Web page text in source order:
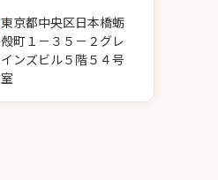
東京都中央区日本橋蛎
殻町１－３５－２グレ
インズビル５階５４号
室